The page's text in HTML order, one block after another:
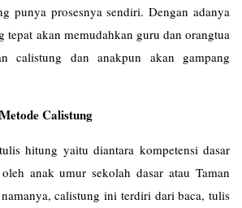
punya prosesnya sendiri. Dengan adanya
tepat akan memudahkan guru dan orangtua
calistung dan anakpun akan gampang
Calistung
hitung yaitu diantara kompetensi dasar
anak umur sekolah dasar atau Taman
calistung ini terdiri dari baca, tulis